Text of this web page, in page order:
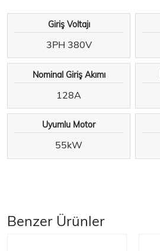
Giriş Voltajı
3PH 380V
Nominal Giriş Akımı
128A
Uyumlu Motor
55kW
Benzer Ürünler